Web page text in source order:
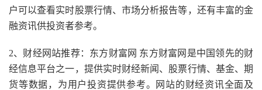
户可以查看实时股票行情、市场分析报告等，还有丰富的金
融资讯供投资者参考。
2、财经网站推荐：东方财富网 东方财富网是中国领先的财
经信息平台之一，提供实时财经新闻、股票行情、基金、期
货等数据，为用户投资提供参考。网站的财经资讯全面及